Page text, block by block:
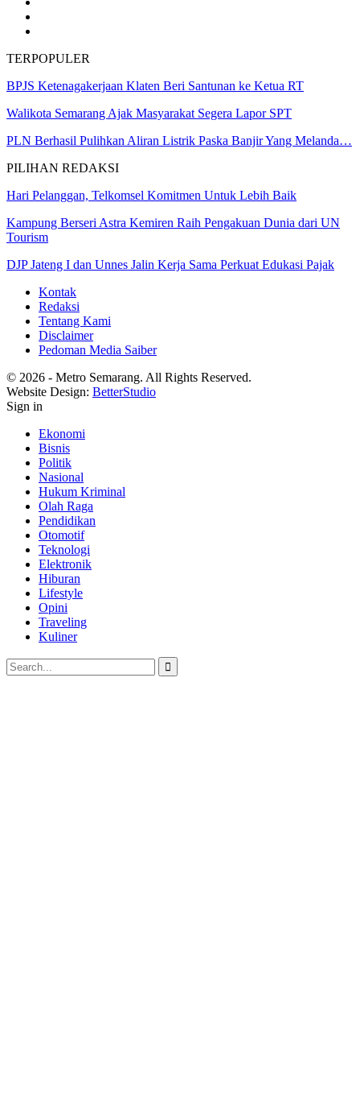
TERPOPULER
BPJS Ketenagakerjaan Klaten Beri Santunan ke Ketua RT
Walikota Semarang Ajak Masyarakat Segera Lapor SPT
PLN Berhasil Pulihkan Aliran Listrik Paska Banjir Yang Melanda…
PILIHAN REDAKSI
Hari Pelanggan, Telkomsel Komitmen Untuk Lebih Baik
Kampung Berseri Astra Kemiren Raih Pengakuan Dunia dari UN
Tourism
DJP Jateng I dan Unnes Jalin Kerja Sama Perkuat Edukasi Pajak
Kontak
Redaksi
Tentang Kami
Disclaimer
Pedoman Media Saiber
© 2026 - Metro Semarang. All Rights Reserved.
Website Design: BetterStudio
Sign in
Ekonomi
Bisnis
Politik
Nasional
Hukum Kriminal
Olah Raga
Pendidikan
Otomotif
Teknologi
Elektronik
Hiburan
Lifestyle
Opini
Traveling
Kuliner